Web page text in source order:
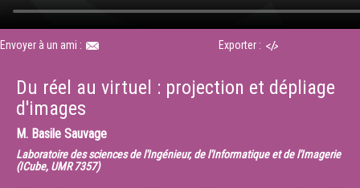
Envoyer à un ami : Exporter :
Du réel au virtuel : projection et dépliage
d'images
M. Basile Sauvage
Laboratoire des sciences de l'Ingénieur, de l'Informatique et de l'Imagerie
(ICube, UMR 7357)